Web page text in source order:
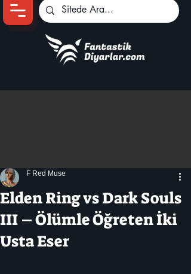
Black Desert
Dizi-Film Haberleri
Elden Ring vs Dark Souls
III – Ölümle Öğreten İki
Usta Eser
F Red Muse